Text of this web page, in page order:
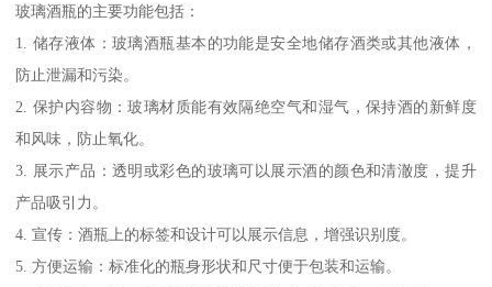
玻璃酒瓶的主要功能包括：
1. 储存液体：玻璃酒瓶基本的功能是安全地储存酒类或其他液体，
防止泄漏和污染。
2. 保护内容物：玻璃材质能有效隔绝空气和湿气，保持酒的新鲜度
和风味，防止氧化。
3. 展示产品：透明或彩色的玻璃可以展示酒的颜色和清澈度，提升
产品吸引力。
4. 宣传：酒瓶上的标签和设计可以展示信息，增强识别度。
5. 方便运输：标准化的瓶身形状和尺寸便于包装和运输。